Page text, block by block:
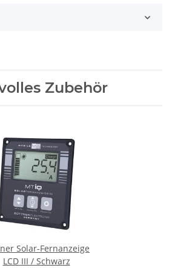
Zubehör
Solar-Fernanzeige
LCD III / Schwarz